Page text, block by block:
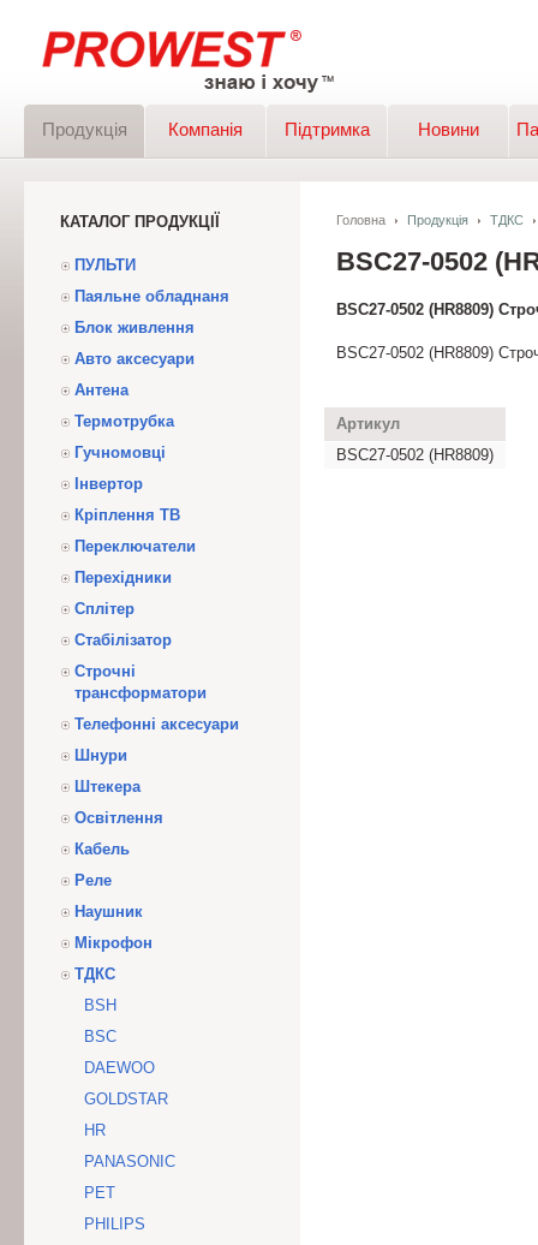
Продукція Компанія Підтримка Новини
КАТАЛОГ ПРОДУКЦІЇ
ПУЛЬТИ
Паяльне обладнаня
Блок живлення
Авто аксесуари
Антена
Термотрубка
Гучномовці
Інвертор
Кріплення ТВ
Переключатели
Перехідники
Сплітер
Стабілізатор
Строчні
трансформатори
Телефонні аксесуари
Шнури
Штекера
Освітлення
Кабель
Реле
Наушник
Мікрофон
ТДКС
BSH
BSC
DAEWOO
GOLDSTAR
HR
PANASONIC
PET
PHILIPS
Головна Продукція ТДКС
BSC27-0502
BSC27-0502 (HR8809)
BSC27-0502 (HR8809)
Артикул
BSC27-0502 (HR8809)